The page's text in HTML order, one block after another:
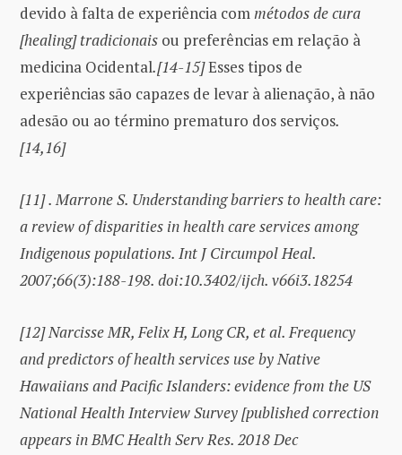
devido à falta de experiência commétodos de cura
[healing] tradicionais ou preferências em relação à
medicina Ocidental.[14-15]Esses tipos de
experiências são capazes de levar à alienação, à não
adesão ou ao término prematuro dos serviços.
[14,16]
[11]. Marrone S. Understanding barriers to health care:
a review of disparities in health care services among
Indigenous populations. Int J Circumpol Heal.
2007;66(3):188-198. doi:10.3402/ijch. v66i3.18254
[12]Narcisse MR, Felix H, Long CR, et al. Frequency
and predictors of health services use by Native
Hawaiians and Pacific Islanders: evidence from the US
National Health Interview Survey [published correction
appears in BMC Health Serv Res. 2018 Dec